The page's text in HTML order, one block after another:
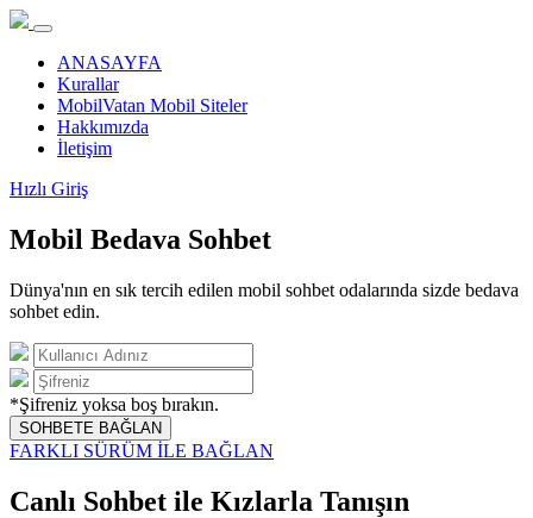
ANASAYFA
Kurallar
MobilVatan Mobil Siteler
Hakkımızda
İletişim
Hızlı Giriş
Mobil Bedava Sohbet
Dünya'nın en sık tercih edilen mobil sohbet odalarında sizde bedava
sohbet edin.
*Şifreniz yoksa boş bırakın.
SOHBETE BAĞLAN
FARKLI SÜRÜM İLE BAĞLAN
Canlı Sohbet ile Kızlarla Tanışın